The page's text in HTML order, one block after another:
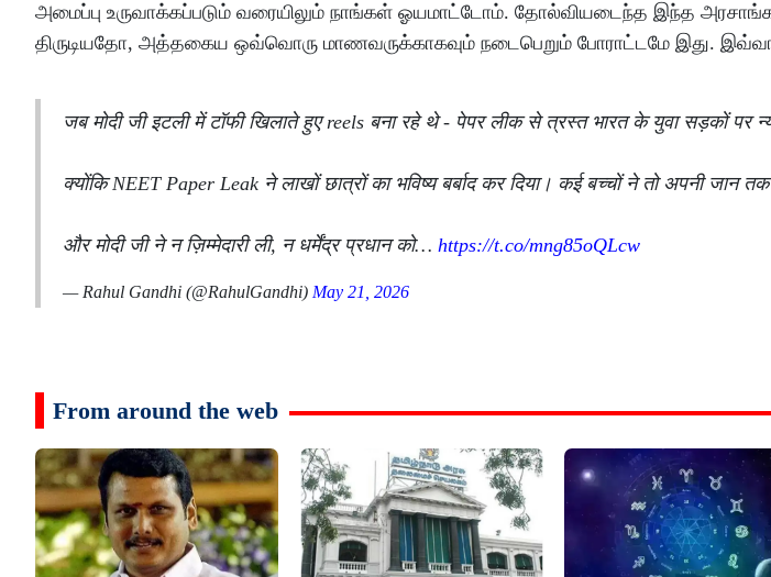
அமைப்பு உருவாக்கப்படும் வரையிலும் நாங்கள் ஓயமாட்டோம். தோல்வியடைந்த இந்த
திருடியதோ, அத்தகைய ஒவ்வொரு மாணவருக்காகவும் நடைபெறும் போராட்டமே இது. இவ்வாறு
जब मोदी जी इटली में टॉफी खिलाते हुए reels बना रहे थे - पेपर लीक से त्रस्त भारत के युवा सड़कों पर
क्योंकि NEET Paper Leak ने लाखों छात्रों का भविष्य बर्बाद कर दिया। कई बच्चों ने तो अपनी जान तक
और मोदी जी ने न ज़िम्मेदारी ली, न धर्मेंद्र प्रधान को… https://t.co/mng85oQLcw
— Rahul Gandhi (@RahulGandhi) May 21, 2026
From around the web